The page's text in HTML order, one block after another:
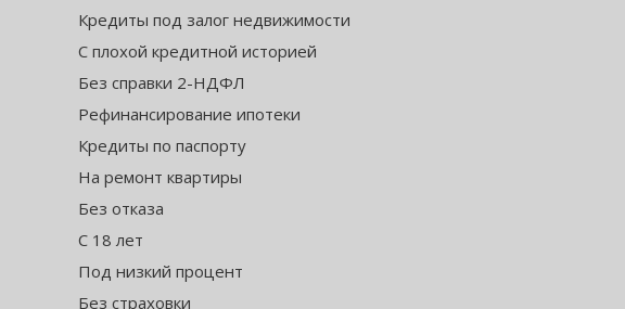
Кредиты под залог недвижимости
С плохой кредитной историей
Без справки 2-НДФЛ
Рефинансирование ипотеки
Кредиты по паспорту
На ремонт квартиры
Без отказа
С 18 лет
Под низкий процент
Без страховки